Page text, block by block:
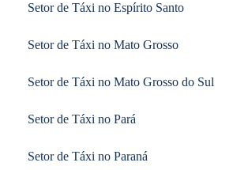
Setor de Táxi no Espírito Santo
Setor de Táxi no Mato Grosso
Setor de Táxi no Mato Grosso do Sul
Setor de Táxi no Pará
Setor de Táxi no Paraná